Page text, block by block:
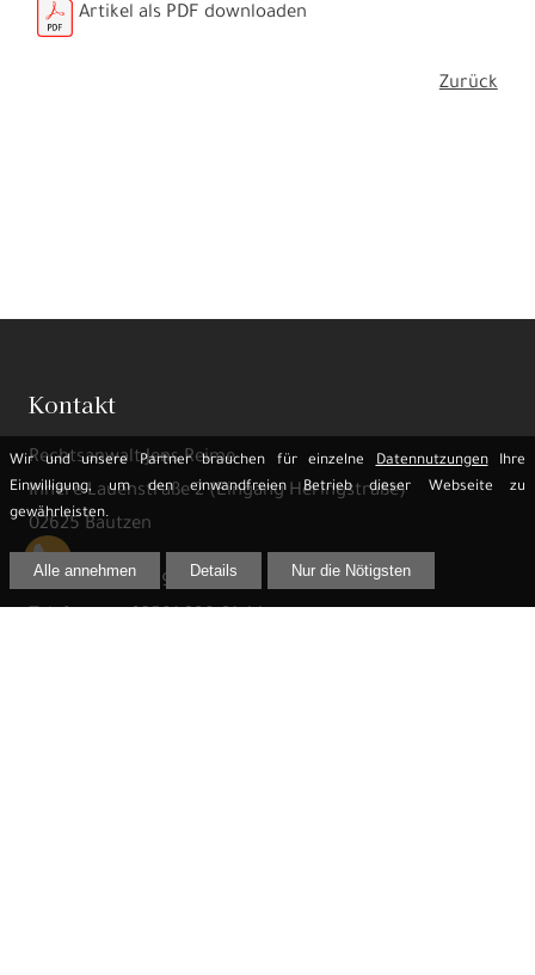
Artikel als PDF downloaden
Zurück
Kontakt
Rechtsanwalt Jens Reime
Innere Lauenstraße 2 (Eingang Heringstraße)
02625 Bautzen
Telefon:
03591 299 61 33
Wir und unsere Partner brauchen für einzelneDatennutzungenIhre
Einwilligung, um den einwandfreien Betrieb dieser Webseite zu
gewährleisten.
Alle annehmen Details Nur die Nötigsten